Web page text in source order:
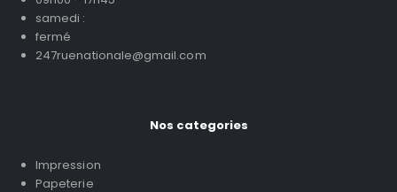
samedi :
fermé
247ruenationale@gmail.com
Nos categories
Impression
Papeterie